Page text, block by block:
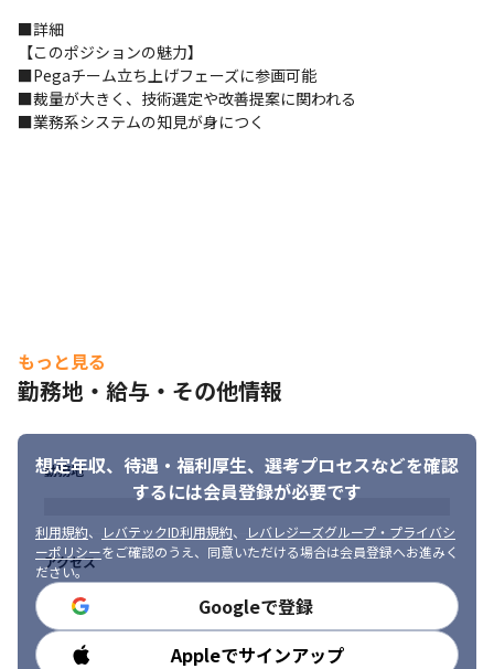
■詳細
【このポジションの魅力】
■Pegaチーム立ち上げフェーズに参画可能
■裁量が大きく、技術選定や改善提案に関われる
■業務系システムの知見が身につく
もっと見る
勤務地・給与・その他情報
想定年収、待遇・福利厚生、 選考プロセスなどを確認
するには会員登録が必要です
利用規約、 レバテックID利用規約、
レバレジーズグループ・プライバシ
ーポリシーをご確認のうえ、同意いただける場合は会員登録へお進みく
ださい。
Googleで登録
Appleでサインアップ
勤務地
アクセス
勤務時間